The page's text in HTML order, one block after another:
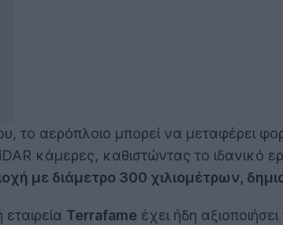
το αερόπλοιο μπορεί να μεταφέρει
κάμερες, καθιστώντας το ιδανικό
με διάμετρο 300 χιλιομέτρων,
Terrafame έχει ήδη αξιοποιήσει